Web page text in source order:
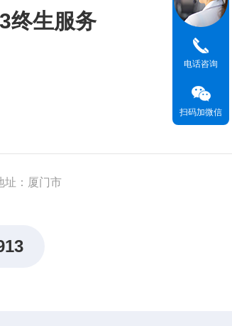
终生服务
址：厦门市
电话咨询
扫码加微信